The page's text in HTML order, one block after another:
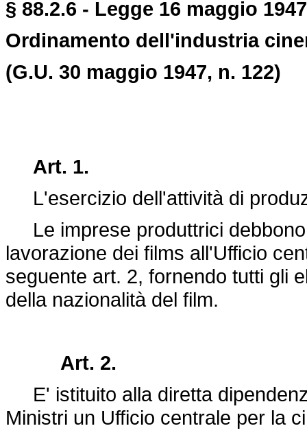
§ 88.2.6 - Legge 16 maggio
Ordinamento dell'industria
(G.U. 30 maggio 1947, n. 122)
Art. 1.
L'esercizio dell'attività di
Le imprese produttrici
lavorazione dei films all'Ufficio
seguente art. 2, fornendo tutti gli
della nazionalità del film.
Art. 2.
E' istituito alla diretta
Ministri un Ufficio centrale per la